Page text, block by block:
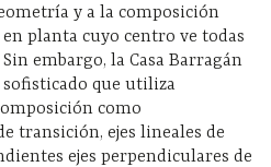
y a la composición
planta cuyo centro ve todas
embargo, la Casa Barragán
que utiliza
como
transición, ejes lineales de
ejes perpendiculares de